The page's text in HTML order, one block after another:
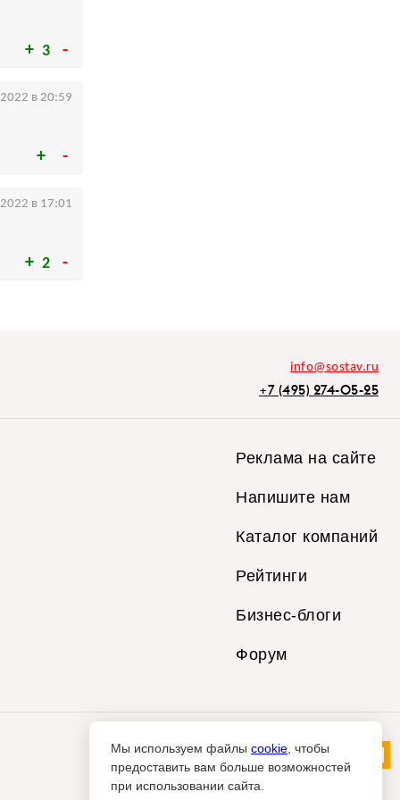
3
в 20:59
2
в 17:01
info@sostav.ru
+7 (495) 274-05-25
Реклама на сайте
Напишите нам
Каталог компаний
Рейтинги
Бизнес-блоги
Форум
Мы используем файлы cookie , чтобы
предоставить вам больше возможностей
при использовании сайта.